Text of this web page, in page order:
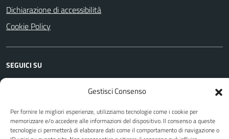
Gestisci Consenso
Per fornire le migliori esperienze, utilizziamo tecnologie come i cookie per
memorizzare e/o accedere alle informazioni del dispositivo. Il consenso a queste
tecnologie ci permetterà di elaborare dati come il comportamento di navigazione o
Dichiarazione di accessibilità
Cookie Policy
SEGUICI SU
Attuazione Misure PNRR